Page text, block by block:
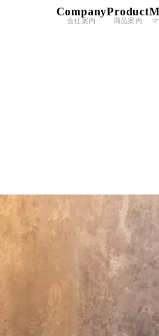
Company
会社案内
Product
商品案内